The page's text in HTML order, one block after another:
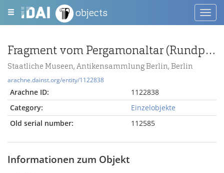
objects
Fragment vom Pergamonaltar (Rundplastik oder Relief); Berlin:Relief / Statue (?), Gewandstück
Staatliche Museen, Antikensammlung Berlin, Berlin
arachne.dainst.org/entity/1122838
Arachne ID:
1122838
Category:
Einzelobjekte
Old serial number:
112585
Informationen zum Objekt